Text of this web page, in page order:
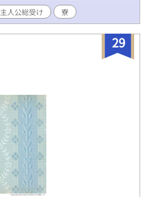
主人公総受け 寮
29